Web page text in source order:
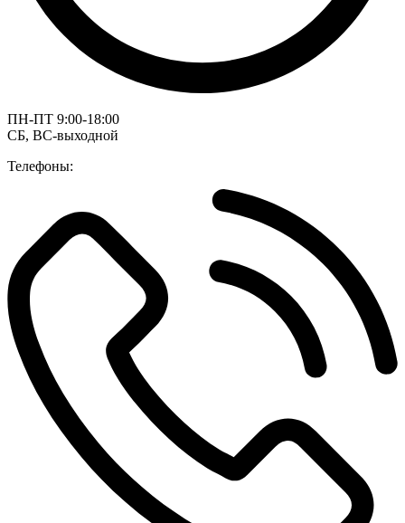
ПН-ПТ 9:00-18:00
СБ, ВС-выходной
Телефоны: